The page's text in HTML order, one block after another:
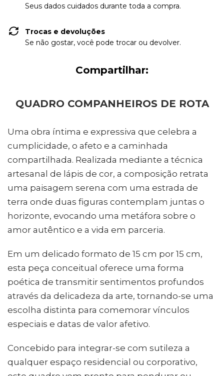
Seus dados cuidados durante toda a compra.
Trocas e devoluções
Se não gostar, você pode trocar ou devolver.
Compartilhar:
QUADRO COMPANHEIROS DE ROTA
Uma obra íntima e expressiva que celebra a
cumplicidade, o afeto e a caminhada
compartilhada. Realizada mediante a técnica
artesanal de lápis de cor, a composição retrata
uma paisagem serena com uma estrada de
terra onde duas figuras contemplam juntas o
horizonte, evocando uma metáfora sobre o
amor autêntico e a vida em parceria.
Em um delicado formato de 15 cm por 15 cm,
esta peça conceitual oferece uma forma
poética de transmitir sentimentos profundos
através da delicadeza da arte, tornando-se uma
escolha distinta para comemorar vínculos
especiais e datas de valor afetivo.
Concebido para integrar-se com sutileza a
qualquer espaço residencial ou corporativo,